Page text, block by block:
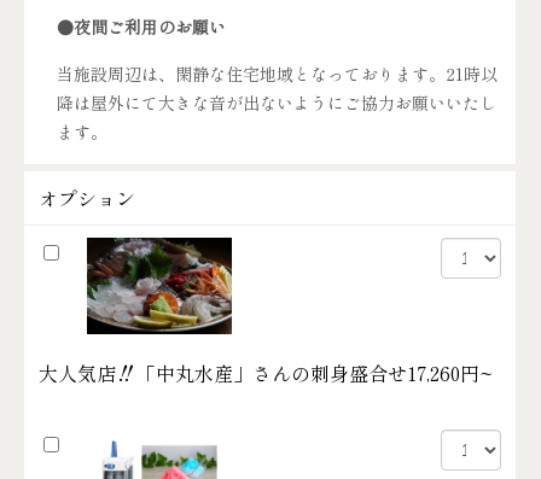
●夜間ご利用のお願い
当施設周辺は、閑静な住宅地域となっております。21時以
降は屋外にて大きな音が出ないようにご協力お願いいたし
ます。
オプション
大人気店‼「中丸水産」さんの刺身盛合せ17,260円~